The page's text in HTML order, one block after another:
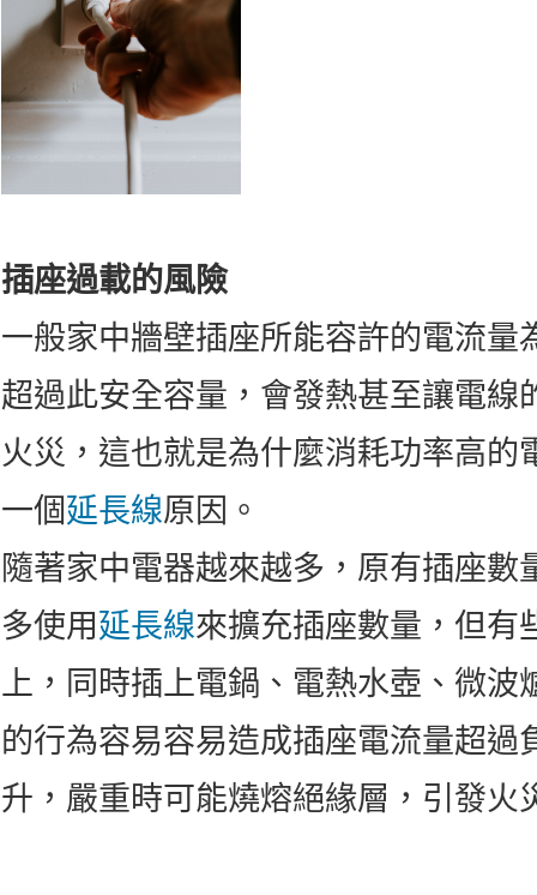
插座過載的風險
一般家中牆壁插座所能容許的電流量
超過此安全容量，會發熱甚至讓電線
火災，這也就是為什麼消耗功率高的
一個延長線原因。
隨著家中電器越來越多，原有插座數
多使用 延長線來擴充插座數量，但有
上，同時插上電鍋、電熱水壺、微波
的行為容易容易造成插座電流量超過
升，嚴重時可能燒熔絕緣層，引發火